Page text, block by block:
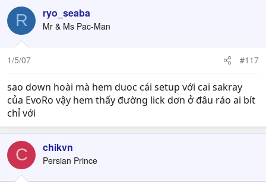
R ryo_seaba
Mr & Ms Pac-Man
1/5/07 #117
sao down hoài mà hem duoc cái setup với cai sakray
của EvoRo vậy hem thấy đường lick dơn ở đâu ráo ai bít
chỉ với
C chikvn
Persian Prince